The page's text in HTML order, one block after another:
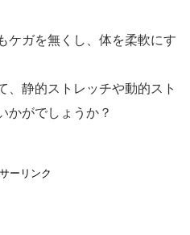
ケガを無くし、体を柔軟にす
、静的ストレッチや動的スト
かがでしょうか？
ーリンク